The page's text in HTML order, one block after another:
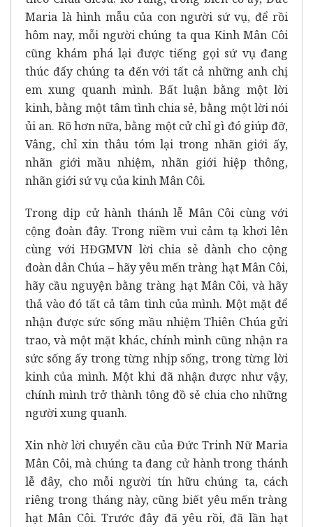
Maria là hình mẫu của con người sứ vụ, để rồi
hôm nay, mỗi người chúng ta qua Kinh Mân Côi
cũng khám phá lại được tiếng gọi sứ vụ đang
thúc đẩy chúng ta đến với tất cả những anh chị
em xung quanh mình. Bất luận bằng một lời
kinh, bằng một tâm tình chia sẻ, bằng một lời nói
ủi an. Rõ hơn nữa, bằng một cử chỉ gì đó giúp đỡ,
Vâng, chỉ xin thâu tóm lại trong nhãn giới ấy,
nhãn giới mầu nhiệm, nhãn giới hiệp thông,
nhãn giới sứ vụ của kinh Mân Côi.
Trong dịp cử hành thánh lễ Mân Côi cùng với
cộng đoàn đây. Trong niềm vui cảm tạ khơi lên
cùng với HĐGMVN lời chia sẻ dành cho cộng
đoàn dân Chúa – hãy yêu mến tràng hạt Mân Côi,
hãy cầu nguyện bằng tràng hạt Mân Côi, và hãy
thả vào đó tất cả tâm tình của mình. Một mặt để
nhận được sức sống mầu nhiệm Thiên Chúa gửi
trao, và một mặt khác, chính mình cũng nhận ra
sức sống ấy trong từng nhịp sống, trong từng lời
kinh của mình. Một khi đã nhận được như vậy,
chính mình trở thành tông đồ sẻ chia cho những
người xung quanh.
Xin nhờ lời chuyển cầu của Đức Trinh Nữ Maria
Mân Côi, mà chúng ta đang cử hành trong thánh
lễ đây, cho mỗi người tín hữu chúng ta, cách
riêng trong tháng này, cũng biết yêu mến tràng
hạt Mân Côi. Trước đây đã yêu rồi, đã lần hạt